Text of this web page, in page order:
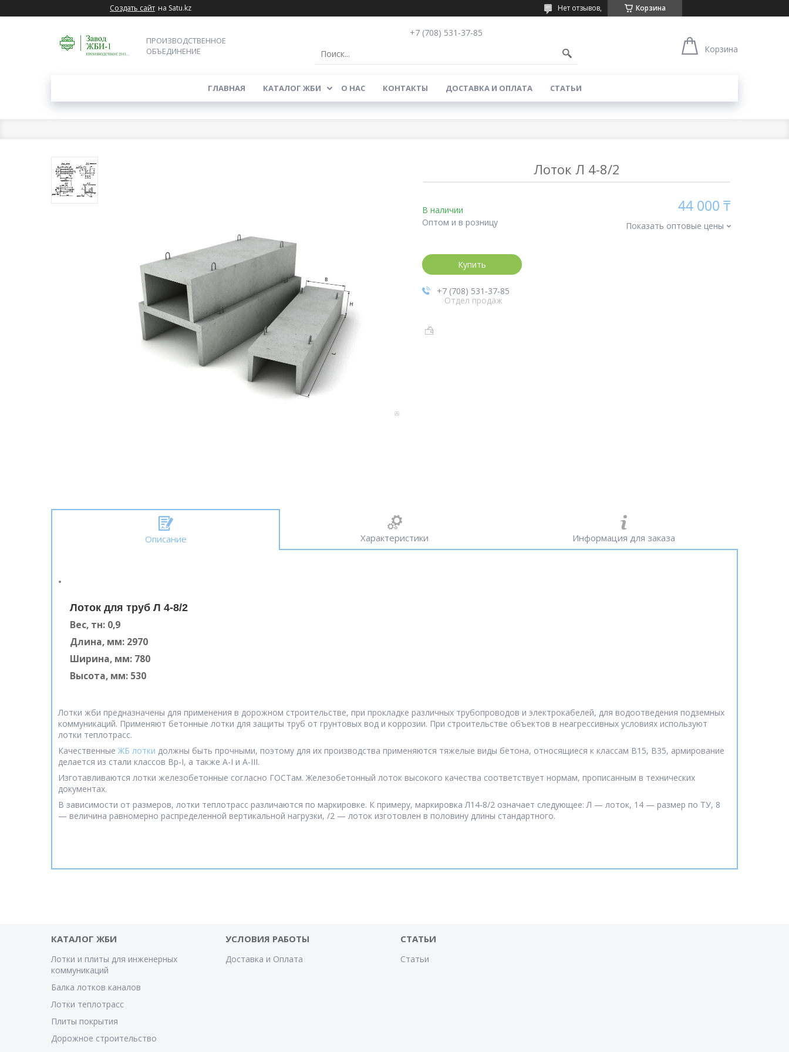
Создать сайт на Satu.kz Корзина
Нет отзывов,
ПРОИЗВОДСТВЕННОЕ
ОБЪЕДИНЕНИЕ
+7 (708) 531-37-85
Корзина
ГЛАВНАЯ КАТАЛОГ ЖБИ О НАС КОНТАКТЫ ДОСТАВКА И ОПЛАТА СТАТЬИ
Лоток Л 4-8/2
В наличии
Оптом и в розницу
44 000 ₸
Показать оптовые цены
Купить
+7 (708) 531-37-85
Отдел продаж
Описание Характеристики Информация для заказа
Лоток для труб Л 4-8/2
Вес, тн: 0,9
Длина, мм: 2970
Ширина, мм: 780
Высота, мм: 530
Лотки жби предназначены для применения в дорожном строительстве, при прокладке различных трубопроводов и электрокабелей, для водоотведения подземных
коммуникаций. Применяют бетонные лотки для защиты труб от грунтовых вод и коррозии. При строительстве объектов в неагрессивных условиях используют
лотки теплотрасс.
Качественные ЖБ лотки должны быть прочными, поэтому для их производства применяются тяжелые виды бетона, относящиеся к классам В15, В35, армирование
делается из стали классов Вр-I, а также А-I и А-III.
Изготавливаются лотки железобетонные согласно ГОСТам. Железобетонный лоток высокого качества соответствует нормам, прописанным в технических
документах.
В зависимости от размеров, лотки теплотрасс различаются по маркировке. К примеру, маркировка Л14-8/2 означает следующее: Л — лоток, 14 — размер по ТУ, 8
— величина равномерно распределенной вертикальной нагрузки, /2 — лоток изготовлен в половину длины стандартного.
КАТАЛОГ ЖБИ
Лотки и плиты для инженерных
коммуникаций
Балка лотков каналов
Лотки теплотрасс
Плиты покрытия
Дорожное строительство
УСЛОВИЯ РАБОТЫ
Доставка и Оплата
СТАТЬИ
Статьи